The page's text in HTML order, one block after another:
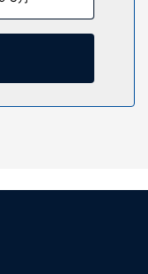
礼宾服务等服务和
间里，享受酒店的
廊，点一杯喜欢的饮